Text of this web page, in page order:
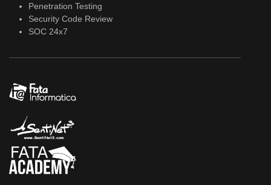
Penetration Testing
Security Code Review
SOC 24x7